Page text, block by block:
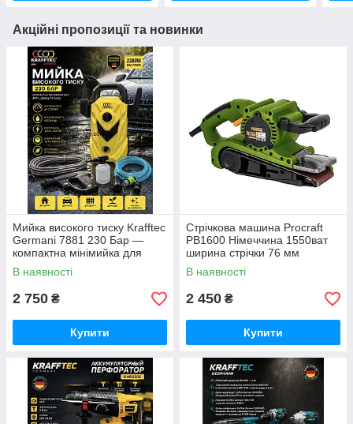
Акційні пропозиції та новинки
Мийка високого тиску Krafftec
Germani 7881 230 Бар —
компактна мінімийка для
авто, двору та саду 2200ват
В наявності
2 750 ₴
Купити
Стрічкова машина Procraft
PB1600 Німеччина 1550ват
ширина стрічки 76 мм
В наявності
2 450 ₴
Купити